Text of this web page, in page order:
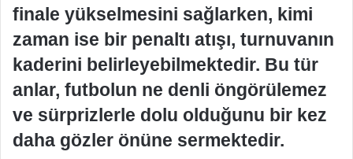
finale yükselmesini sağlarken, kimi
zaman ise bir penaltı atışı, turnuvanın
kaderini belirleyebilmektedir. Bu tür
anlar, futbolun ne denli öngörülemez
ve sürprizlerle dolu olduğunu bir kez
daha gözler önüne sermektedir.